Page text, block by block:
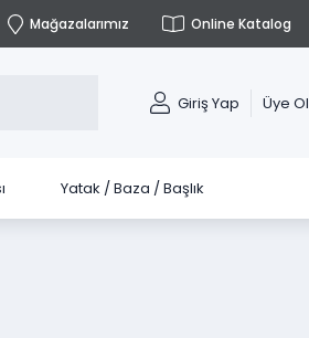
Mağazalarımız Online Katalog
Giriş Yap Üye Ol
Yatak / Baza / Başlık